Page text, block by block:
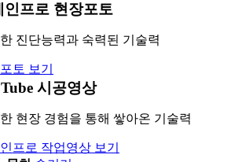
인프로 현장포토
진단능력과 숙력된 기술력
토 보기
시공영상
현장 경험을 통해 쌓아온 기술력
프로 작업영상 보기